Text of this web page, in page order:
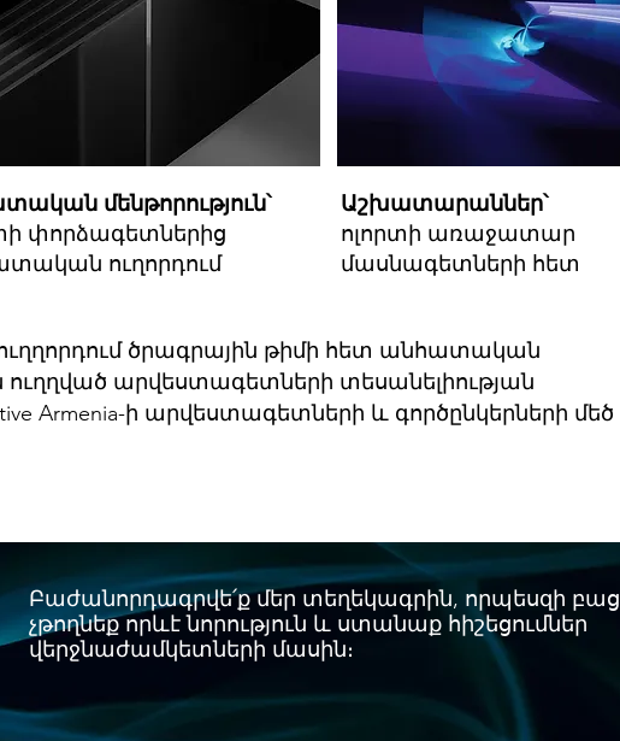
մենթորություն՝
փորձագետներից
ուղորդում
Աշխատարաններ՝
ոլորտի առաջատար
մասնագետների հետ
ծրագրային թիմի հետ անհատական
ուղղված արվեստագետների տեսանելիության
Armenia-ի արվեստագետների և գործընկերների մեծ
Բաժանորդագրվե՛ք մեր տեղեկագրին, որպեսզի բաց
չթողնեք որևէ նորություն և ստանաք հիշեցումներ
վերջնաժամկետների մասին։